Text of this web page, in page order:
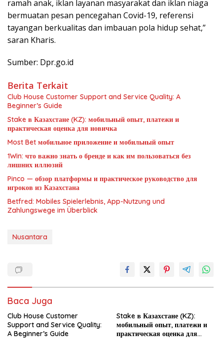
ramah anak, iklan layanan masyarakat dan iklan niaga
bermuatan pesan pencegahan Covid-19, referensi
tayangan berkualitas dan imbauan pola hidup sehat,”
saran Kharis.
Sumber: Dpr.go.id
Berita Terkait
Club House Customer Support and Service Quality: A
Beginner’s Guide
Stake в Казахстане (KZ): мобильный опыт, платежи и
практическая оценка для новичка
Most Bet мобильное приложение и мобильный опыт
1Win: что важно знать о бренде и как им пользоваться без
лишних иллюзий
Pinco — обзор платформы и практическое руководство для
игроков из Казахстана
Betfred: Mobiles Spielerlebnis, App-Nutzung und
Zahlungswege im Überblick
Nusantara
Baca Juga
Club House Customer
Support and Service Quality:
A Beginner’s Guide
Stake в Казахстане (KZ):
мобильный опыт, платежи и
практическая оценка для